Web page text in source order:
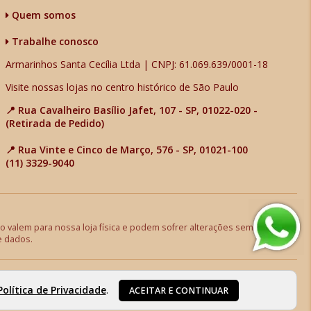
Quem somos
Trabalhe conosco
Armarinhos Santa Cecília Ltda | CNPJ: 61.069.639/0001-18
Visite nossas lojas no centro histórico de São Paulo
📍 Rua Cavalheiro Basílio Jafet, 107 - SP, 01022-020 -
(Retirada de Pedido)
📍 Rua Vinte e Cinco de Março, 576 - SP, 01021-100
(11) 3329-9040
para nossa loja física e podem sofrer alterações sem aviso
dados.
de Privacidade. ACEITAR E CONTINUAR